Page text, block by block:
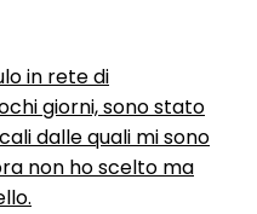
in rete di
giorni, sono stato
dalle quali mi sono
non ho scelto ma